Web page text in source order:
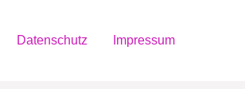
Datenschutz Impressum